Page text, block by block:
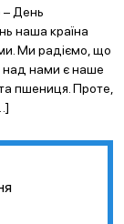
– День
наша країна
Ми радіємо, що
над нами є наше
пшениця. Проте,